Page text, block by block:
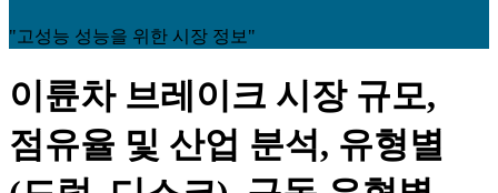
"고성능 성능을 위한 시장 정보"
이륜차 브레이크 시장 규모,
점유율 및 산업 분석, 유형별